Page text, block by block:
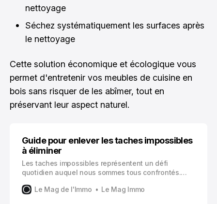
nettoyage
Séchez systématiquement les surfaces après
le nettoyage
Cette solution économique et écologique vous
permet d'entretenir vos meubles de cuisine en
bois sans risquer de les abîmer, tout en
préservant leur aspect naturel.
Guide pour enlever les taches impossibles
à éliminer
Les taches impossibles représentent un défi
quotidien auquel nous sommes tous confrontés.
les traitements classiques peuvent transformer un
Le Mag de l'Immo Le Mag Immo